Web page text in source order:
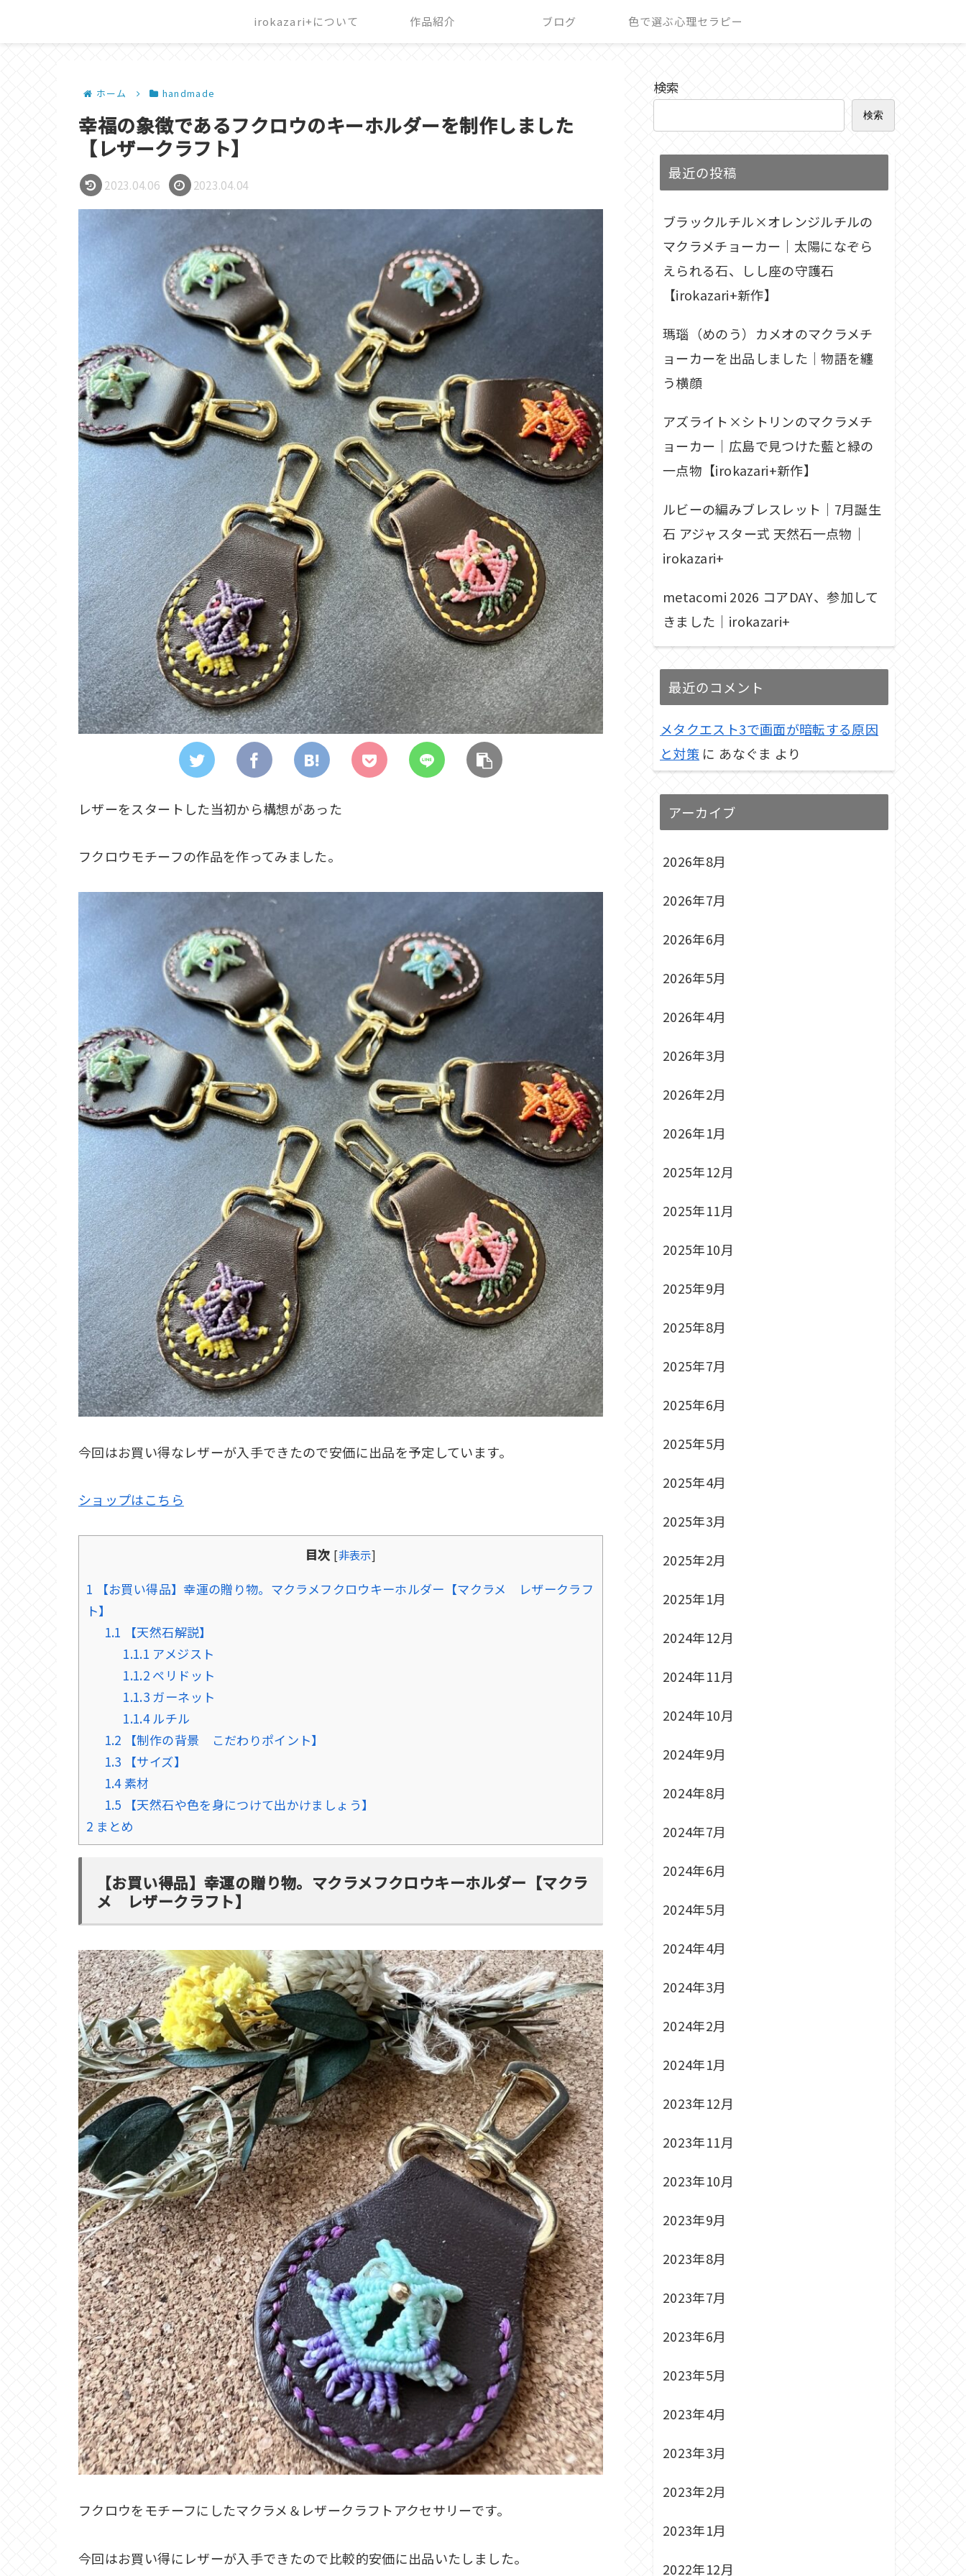
irokazari+について 作品紹介 ブログ 色で選ぶ心理セラピー
ホーム handmade
幸福の象徴であるフクロウのキーホルダーを制作しました
【レザークラフト】
2023.04.06 2023.04.04
レザーをスタートした当初から構想があった
フクロウモチーフの作品を作ってみました。
今回はお買い得なレザーが入手できたので安価に出品を予定しています。
ショップはこちら
目次 [非表示]
1 【お買い得品】幸運の贈り物。マクラメフクロウキーホルダー【マクラメ レザークラフ
ト】
1.1 【天然石解説】
1.1.1 アメジスト
1.1.2 ペリドット
1.1.3 ガーネット
1.1.4ルチル
1.2 【制作の背景 こだわりポイント】
1.3 【サイズ】
1.4素材
1.5 【天然石や色を身につけて出かけましょう】
2 まとめ
【お買い得品】幸運の贈り物。マクラメフクロウキーホルダー【マクラ
メ レザークラフト】
フクロウをモチーフにしたマクラメ＆レザークラフトアクセサリーです。
今回はお買い得にレザーが入手できたので比較的安価に出品いたしました。
検索
検索
最近の投稿
ブラックルチル×オレンジルチルの
マクラメチョーカー｜太陽になぞら
えられる石、しし座の守護石
【irokazari+新作】
瑪瑙（めのう）カメオのマクラメチ
ョーカーを出品しました｜物語を纏
う横顔
アズライト×シトリンのマクラメチ
ョーカー｜広島で見つけた藍と緑の
一点物【irokazari+新作】
ルビーの編みブレスレット｜7月誕生
石 アジャスター式 天然石一点物｜
irokazari+
metacomi 2026 コアDAY、参加して
きました｜irokazari+
最近のコメント
メタクエスト3で画面が暗転する原因
と対策 に あなぐま より
アーカイブ
2026年8月
2026年7月
2026年6月
2026年5月
2026年4月
2026年3月
2026年2月
2026年1月
2025年12月
2025年11月
2025年10月
2025年9月
2025年8月
2025年7月
2025年6月
2025年5月
2025年4月
2025年3月
2025年2月
2025年1月
2024年12月
2024年11月
2024年10月
2024年9月
2024年8月
2024年7月
2024年6月
2024年5月
2024年4月
2024年3月
2024年2月
2024年1月
2023年12月
2023年11月
2023年10月
2023年9月
2023年8月
2023年7月
2023年6月
2023年5月
2023年4月
2023年3月
2023年2月
2023年1月
2022年12月